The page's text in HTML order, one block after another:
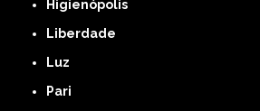
Higienópolis
Liberdade
Luz
Pari